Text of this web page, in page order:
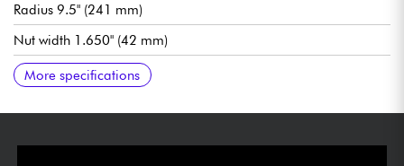
Radius 9.5" (241 mm)
Nut width 1.650" (42 mm)
Fender Designed Alnico single- and humbucking pickups
Master volume
Master Tone
Pickup selector switch 3x options
Traditional Squier Vintage-Style Floating vibrato with Mustang
Saddles / Bigsby® B50
Squier Standard die-cast tuning machines
Gloss polyurethane body finish
Gloss polyurethane neck finish
Recommended string gauges: 009.042 or 009.046
More specifications